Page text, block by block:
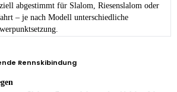
abgestimmt für Slalom, Riesenslalom oder
– je nach Modell unterschiedliche
Rennskibindung